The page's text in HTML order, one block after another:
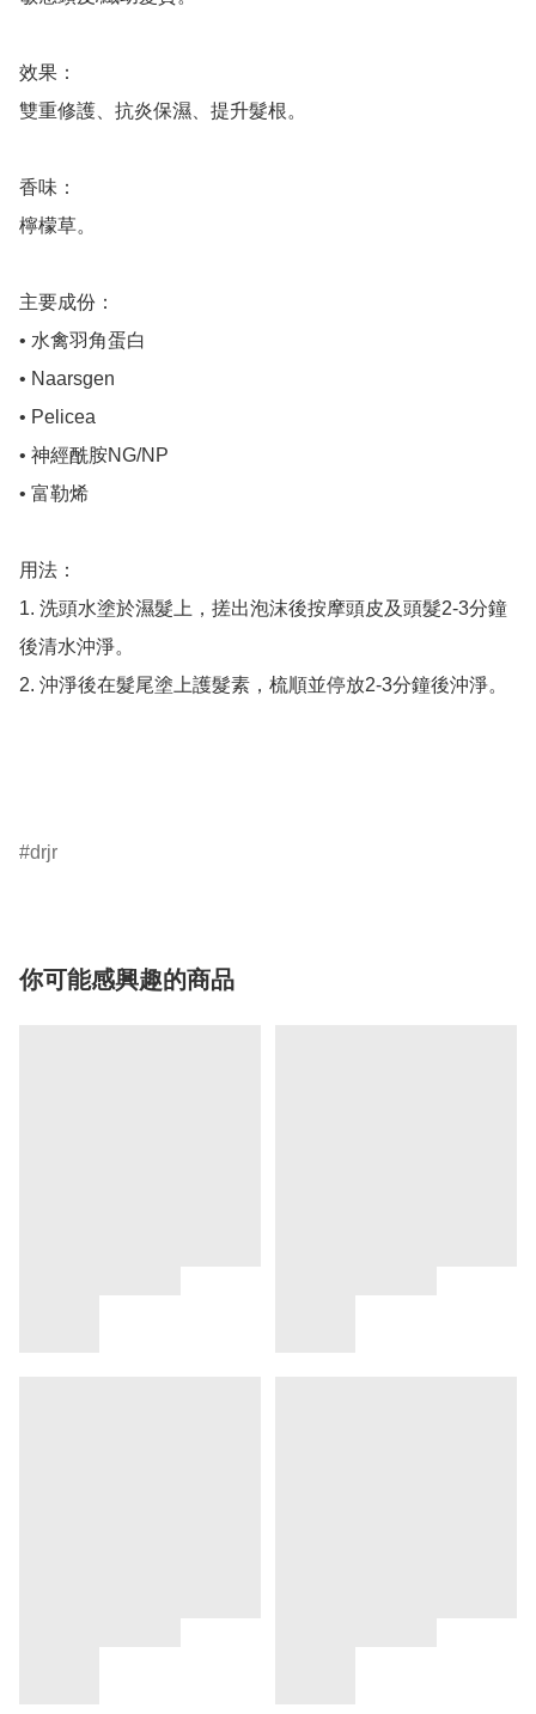
效果：
雙重修護、抗炎保濕、提升髮根。
香味：
檸檬草。
主要成份：
• 水禽羽角蛋白
• Naarsgen
• Pelicea
• 神經酰胺NG/NP
• 富勒烯
用法：
1. 洗頭水塗於濕髮上，搓出泡沫後按摩頭皮及頭髮2-3分鐘
後清水沖淨。
2. 沖淨後在髮尾塗上護髮素，梳順並停放2-3分鐘後沖淨。
drjr
你可能感興趣的商品